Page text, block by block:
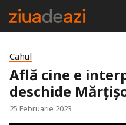
Cahul
Află cine e
deschide
25 Februarie 2023